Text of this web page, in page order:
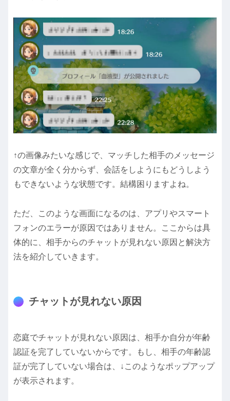
↑の画像みたいな感じで、マッチした相手のメッセージ
の文章が全く分からず、会話をしようにもどうしよう
もできないような状態です。結構困りますよね。
ただ、このような画面になるのは、アプリやスマート
フォンのエラーが原因ではありません。ここからは具
体的に、相手からのチャットが見れない原因と解決方
法を紹介していきます。
チャットが見れない原因
恋庭でチャットが見れない原因は、相手か自分が年齢
認証を完了していないからです。もし、相手の年齢認
証が完了していない場合は、↓このようなポップアップ
が表示されます。